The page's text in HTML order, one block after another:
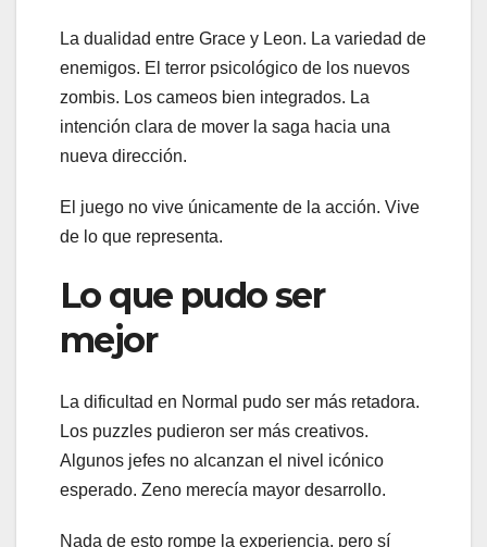
La dualidad entre Grace y Leon. La variedad de
enemigos. El terror psicológico de los nuevos
zombis. Los cameos bien integrados. La
intención clara de mover la saga hacia una
nueva dirección.
El juego no vive únicamente de la acción. Vive
de lo que representa.
Lo que pudo ser
mejor
La dificultad en Normal pudo ser más retadora.
Los puzzles pudieron ser más creativos.
Algunos jefes no alcanzan el nivel icónico
esperado. Zeno merecía mayor desarrollo.
Nada de esto rompe la experiencia, pero sí